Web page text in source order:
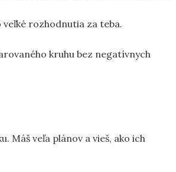
rozhodnutia za teba.
kruhu bez negatívnych
Máš veľa plánov a vieš, ako ich